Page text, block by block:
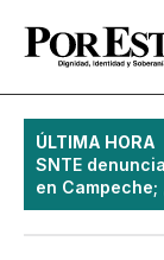
ÚLTIMA HORA
SNTE
en